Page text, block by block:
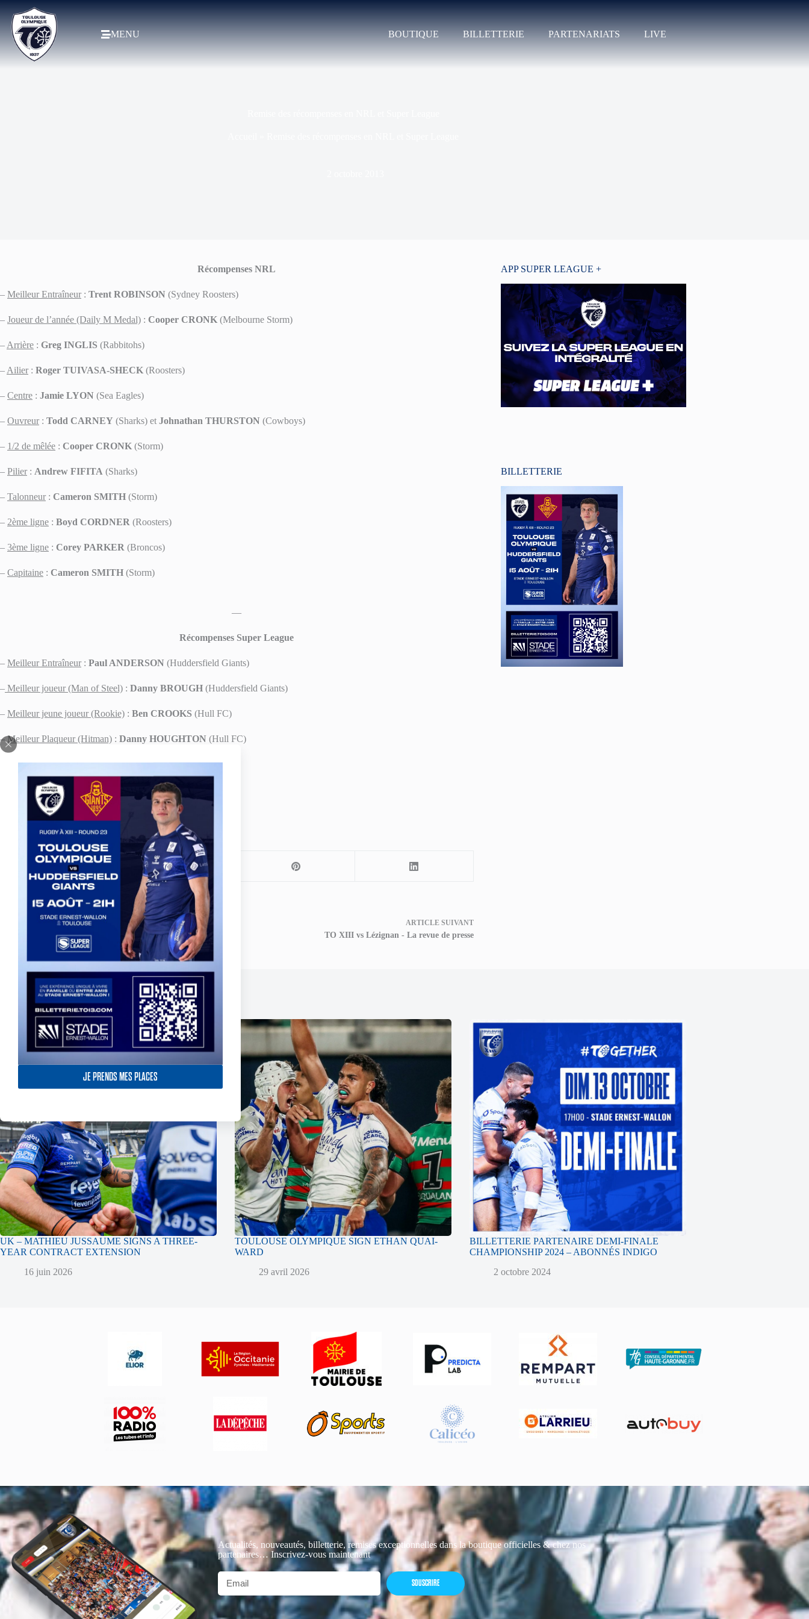
JE PRENDS MES PLACES
MENU BOUTIQUE BILLETTERIE PARTENARIATS LIVE
Récompenses NRL
– Meilleur Entraîneur : Trent ROBINSON (Sydney Roosters)
– Joueur de l’année (Daily M Medal) : Cooper CRONK (Melbourne Storm)
– Arrière : Greg INGLIS (Rabbitohs)
– Ailier : Roger TUIVASA-SHECK (Roosters)
– Centre : Jamie LYON (Sea Eagles)
– Ouvreur : Todd CARNEY (Sharks) et Johnathan THURSTON (Cowboys)
– 1/2 de mêlée : Cooper CRONK (Storm)
– Pilier : Andrew FIFITA (Sharks)
– Talonneur : Cameron SMITH (Storm)
– 2ème ligne : Boyd CORDNER (Roosters)
– 3ème ligne : Corey PARKER (Broncos)
– Capitaine : Cameron SMITH (Storm)
—
Récompenses Super League
– Meilleur Entraîneur : Paul ANDERSON (Huddersfield Giants)
– Meilleur joueur (Man of Steel) : Danny BROUGH (Huddersfield Giants)
– Meilleur jeune joueur (Rookie) : Ben CROOKS (Hull FC)
–Meilleur Plaqueur (Hitman) : Danny HOUGHTON (Hull FC)
Club de l’année:St Helens Saints
SportChoc.tv
Partagez votre amour
PRÉCÉDENT
France vs USA - Vendredi 18 octobre à 19h30 au Stade
ARTICLESUIVANT
TO XIII vs Lézignan - La revue de presse
APP SUPER LEAGUE +
BILLETTERIE
Publications similaires
UK – MATHIEU JUSSAUME SIGNS A THREE-
YEAR CONTRACT EXTENSION
16 juin 2026
TOULOUSE OLYMPIQUE SIGN ETHAN QUAI-
WARD
29 avril 2026
BILLETTERIE PARTENAIRE DEMI-FINALE
CHAMPIONSHIP 2024 – ABONNÉS INDIGO
2 octobre 2024
Actualités, nouveautés, billetterie, remises exceptionnelles dans la boutique officielles & chez nos
partenaires… Inscrivez-vous maintenant
SOUSCRIRE